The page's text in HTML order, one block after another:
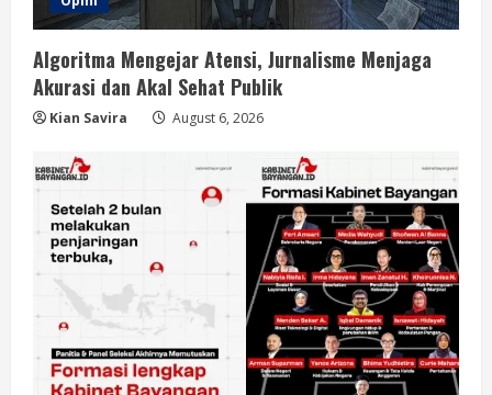
Algoritma Mengejar Atensi, Jurnalisme Menjaga
Akurasi dan Akal Sehat Publik
Kian Savira August 6, 2026